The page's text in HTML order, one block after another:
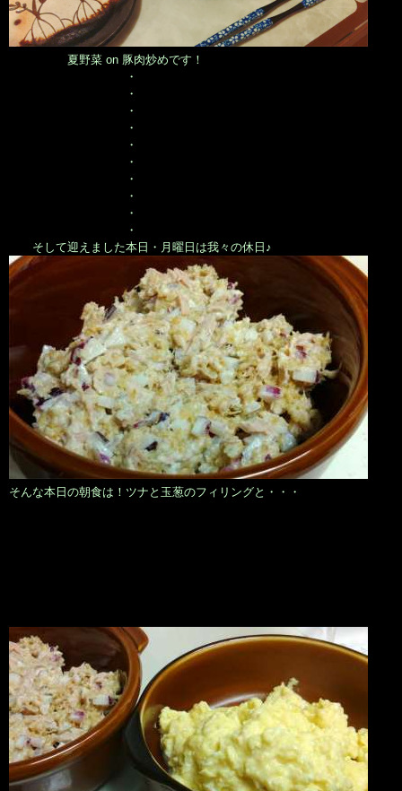
夏野菜 on 豚肉炒めです！
・
・
・
・
・
・
・
・
・
・
そして迎えました本日・月曜日は我々の休日♪
そんな本日の朝食は！ツナと玉葱のフィリングと・・・